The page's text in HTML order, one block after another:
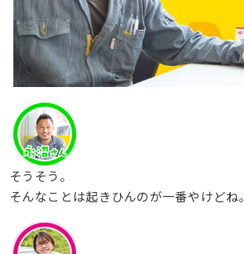
そうそう。
そんなことは起きひんのが一番やけどね。